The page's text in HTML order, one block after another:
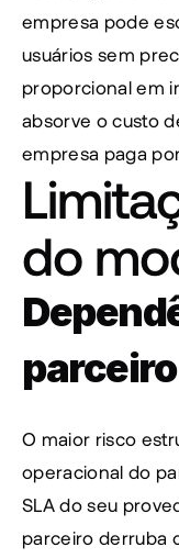
empresa pode
usuários sem
proporcional em
absorve o custo
empresa paga
do
parceiro
O maior risco
operacional do
SLA do seu
parceiro derruba